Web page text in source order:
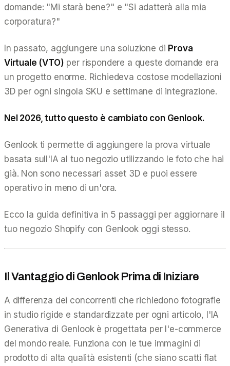
domande: "Mi starà bene?" e "Si adatterà alla mia
corporatura?"
In passato, aggiungere una soluzione di Prova
Virtuale (VTO) per rispondere a queste domande era
un progetto enorme. Richiedeva costose modellazioni
3D per ogni singola SKU e settimane di integrazione.
Nel 2026, tutto questo è cambiato con Genlook.
Genlook ti permette di aggiungere la prova virtuale
basata sull'IA al tuo negozio utilizzando le foto che hai
già. Non sono necessari asset 3D e puoi essere
operativo in meno di un'ora.
Ecco la guida definitiva in 5 passaggi per aggiornare il
tuo negozio Shopify con Genlook oggi stesso.
Il Vantaggio di Genlook Prima di Iniziare
A differenza dei concorrenti che richiedono fotografie
in studio rigide e standardizzate per ogni articolo, l'IA
Generativa di Genlook è progettata per l'e-commerce
del mondo reale. Funziona con le tue immagini di
prodotto di alta qualità esistenti (che siano scatti flat